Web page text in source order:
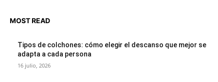
MOST READ
Tipos de colchones: cómo elegir el descanso que mejor se
adapta a cada persona
16 julio, 2026